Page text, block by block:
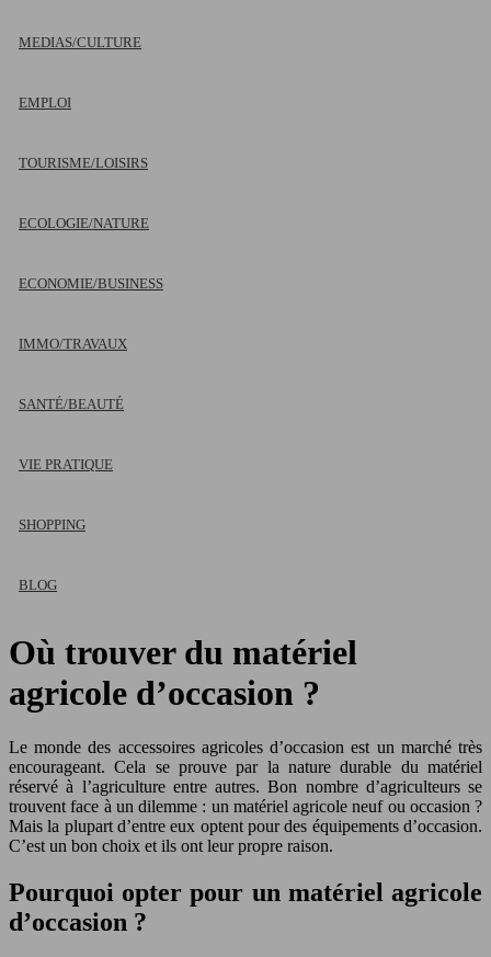
MEDIAS/CULTURE
EMPLOI
TOURISME/LOISIRS
ECOLOGIE/NATURE
ECONOMIE/BUSINESS
IMMO/TRAVAUX
SANTÉ/BEAUTÉ
VIE PRATIQUE
SHOPPING
BLOG
Où trouver du matériel
agricole d’occasion ?
Le monde des accessoires agricoles d’occasion est un marché très
encourageant. Cela se prouve par la nature durable du matériel
réservé à l’agriculture entre autres. Bon nombre d’agriculteurs se
trouvent face à un dilemme : un matériel agricole neuf ou occasion ?
Mais la plupart d’entre eux optent pour des équipements d’occasion.
C’est un bon choix et ils ont leur propre raison.
Pourquoi opter pour un matériel agricole
d’occasion ?